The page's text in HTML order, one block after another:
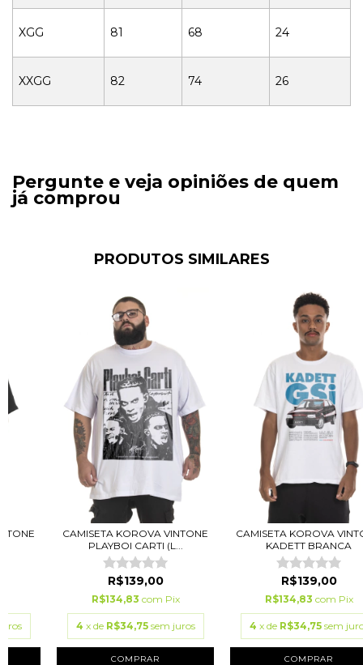
XGG 81 68 24
XXGG 82 74 26
Pergunte e veja opiniões de quem
já comprou
PRODUTOS SIMILARES
CAMISETA KOROVA VINTONE
PLAYBOI CARTI (L...
R$139,00
R$134,83 com Pix
4 x de R$34,75 sem juros
COMPRAR
CAMISETA KOROVA
KADETT BRANCA
R$139,00
R$134,83 com Pix
4 x de R$34,75 sem
COMPRAR